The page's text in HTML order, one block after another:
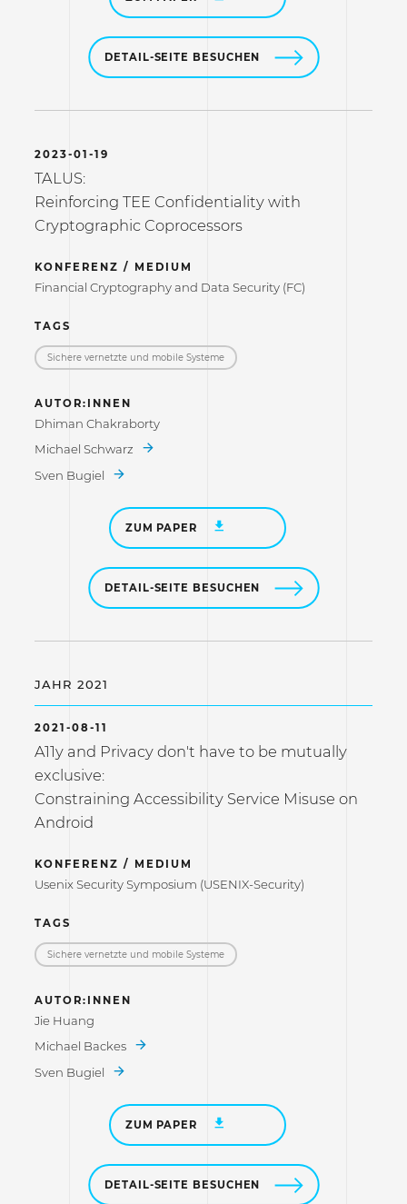
DETAIL-SEITE BESUCHEN
2023-01-19
TALUS:
Reinforcing TEE Confidentiality with
Cryptographic Coprocessors
KONFERENZ / MEDIUM
Financial Cryptography and Data Security (FC)
TAGS
Sichere vernetzte und mobile Systeme
AUTOR:INNEN
Dhiman Chakraborty
Michael Schwarz
Sven Bugiel
ZUM PAPER
DETAIL-SEITE BESUCHEN
JAHR 2021
2021-08-11
A11y and Privacy don't have to be mutually
exclusive:
Constraining Accessibility Service Misuse on
Android
KONFERENZ / MEDIUM
Usenix Security Symposium (USENIX-Security)
TAGS
Sichere vernetzte und mobile Systeme
AUTOR:INNEN
Jie Huang
Michael Backes
Sven Bugiel
ZUM PAPER
DETAIL-SEITE BESUCHEN